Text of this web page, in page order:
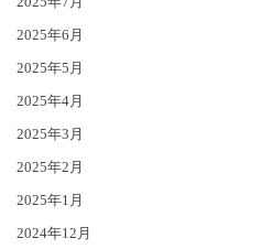
2025年6月
2025年5月
2025年4月
2025年3月
2025年2月
2025年1月
2024年12月